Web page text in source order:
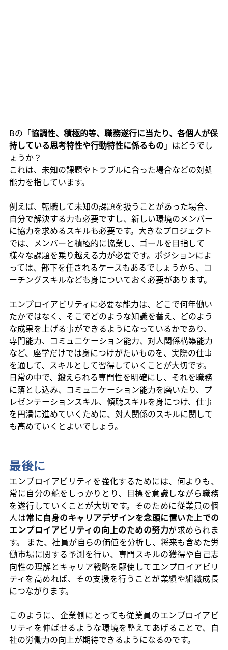
Bの「協調性、積極的等、職務遂行に当たり、各個人が保
持している思考特性や行動特性に係るもの 」はどうでし
ょうか？
これは、未知の課題やトラブルに合った場合などの対処
能力を指しています。
例えば、転職して未知の課題を扱うことがあった場合、
自分で解決する力も必要ですし、新しい環境のメンバー
に協力を求めるスキルも必要です。大きなプロジェクト
では、メンバーと積極的に協業し、ゴールを目指して
様々な課題を乗り越える力が必要です。ポジションによ
っては、部下を任されるケースもあるでしょうから、コ
ーチングスキルなども身についておく必要があります。
エンプロイアビリティに必要な能力は、どこで何年働い
たかではなく、そこでどのような知識を蓄え、どのよう
な成果を上げる事ができるようになっているかであり、
専門能力、コミュニケーション能力、対人関係構築能力
など、座学だけでは身につけがたいものを、実際の仕事
を通して、スキルとして習得していくことが大切です。
日常の中で、鍛えられる専門性を明確にし、それを職務
に落とし込み、コミュニケーション能力を磨いたり、プ
レゼンテーションスキル、傾聴スキルを身につけ、仕事
を円滑に進めていくために、対人関係のスキルに関して
も高めていくとよいでしょう。
最後に
エンプロイアビリティを強化するためには、何よりも、
常に自分の舵をしっかりとり、目標を意識しながら職務
を遂行していくことが大切です。そのために従業員の個
人は常に自身のキャリアデザインを念頭に置いた上での
エンプロイアビリティの向上のための努力が求められま
す。 また、社員が自らの価値を分析し、将来も含めた労
働市場に関する予測を行い、専門スキルの獲得や自己志
向性の理解とキャリア戦略を駆使してエンプロイアビリ
ティを高めれば、その支援を行うことが業績や組織成長
につながります。
このように、企業側にとっても従業員のエンプロイアビ
リティを伸ばせるような環境を整えてあげることで、自
社の労働力の向上が期待できるようになるのです。